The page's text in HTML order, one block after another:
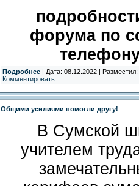
форума по
Подробнее | Дата: 08.12.2022 | Разместил:
Комментировать
Общими усилиями помогли другу!
В Сумской
учителем